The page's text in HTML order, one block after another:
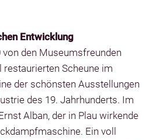
Entwicklung
den Museumsfreunden
restaurierten Scheune im
der schönsten Ausstellungen
des 19. Jahrhunderts. Im
Alban, der in Plau wirkende
Ein voll